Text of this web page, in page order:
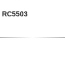
RC5503